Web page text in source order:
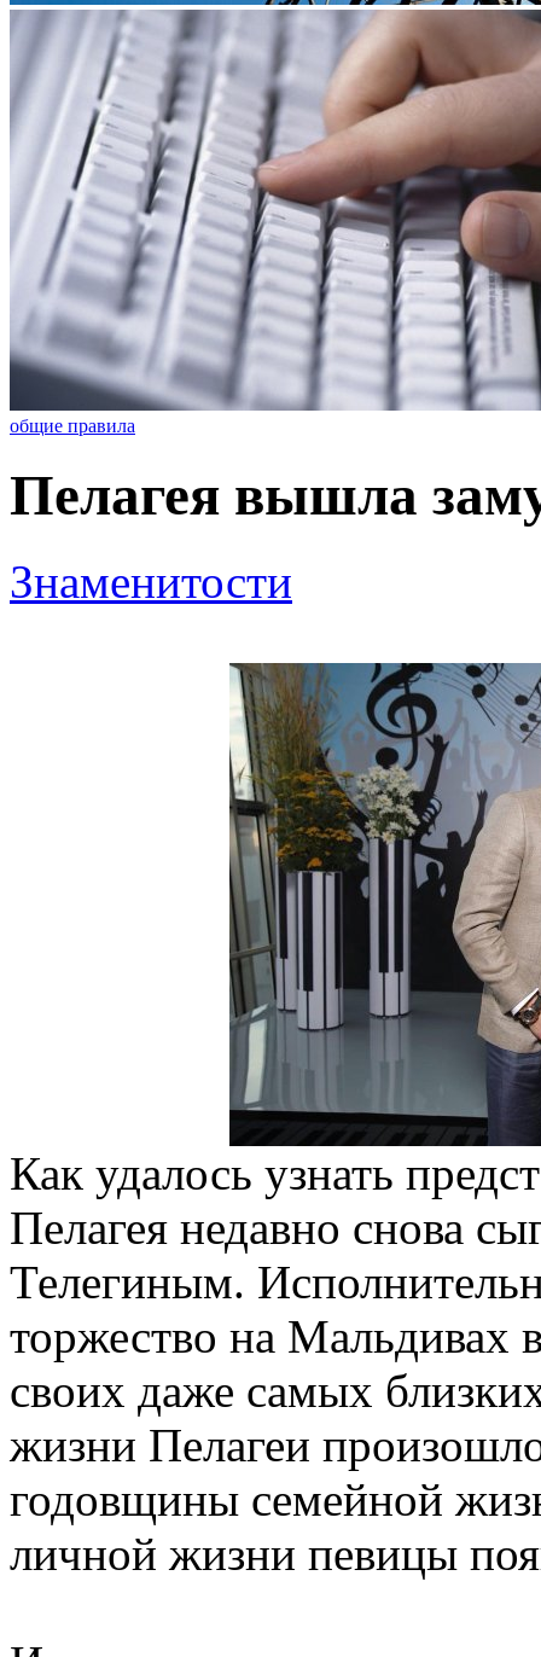
общие правила
Пелагея вышла
Знаменитости
Как удалось узнать
Пелагея недавно снова
Телегиным.
торжество на Мальдивах
своих даже самых
жизни Пелагеи
годовщины семейной
личной жизни певицы